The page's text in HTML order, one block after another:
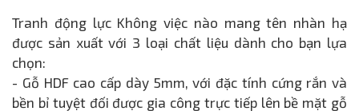
Tranh động lực Không việc nào mang tên nhàn hạ
được sản xuất với 3 loại chất liệu dành cho bạn lựa
chọn:
- Gỗ HDF cao cấp dày 5mm, với đặc tính cứng rắn và
bền bỉ tuyệt đối được gia công trực tiếp lên bề mặt gỗ